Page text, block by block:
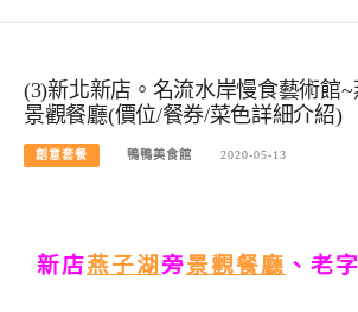
(3)新北新店。名流水岸慢食藝術館
景觀餐廳(價位/餐券/菜色詳細介紹)
創意套餐 鴨鴨美食館 2020-05-13
新店燕子湖 旁景觀餐廳 、老